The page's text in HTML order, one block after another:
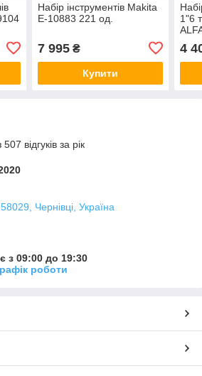
Набір інструментів Makita
E-10883 221 од.
7 995₴
Купити
1"6
4
відгуків за рік
Чернівці, Україна
з 09:00 до 19:30
роботи